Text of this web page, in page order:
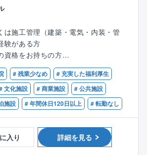
求められ、生涯にわたって、様々
事です。
環境と資格取得のサポート体制
極的に行っており、入社年数や役職
られます。
知識技能の講習を受けに行くこと
自身の成長のために積極的に学ぶ事
の発展へと繋がっています。
理
成
作成、工事計画の立案
社との折衝
ネジメントを行っていただきま
や公共施設が主となります。
せん！
歴史と安定感がございます
施工管理（建築・電気・内装・管
験がある方
格をお持ちの方
事施工管理技士/電気主任技術者/建
技術者/管工事施工管理技士/建築施工
ント経験がある方
コン、電気・空調・建築・管工事の
# 残業少なめ
# 充実した福利厚生
文化施設 # 商業施設
# 公共施設
施設 # 年間休日120日以上 # 転勤なし
入り 詳細を見る